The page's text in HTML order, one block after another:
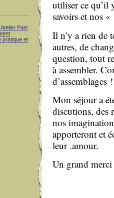
utiliser ce qu’il
savoirs et nos
Il n’y a rien de
autres, de
question, tout
à assembler.
d’assemblages
Mon séjour a
discutions, des
nos
apporteront et
leur .amour.
Un grand
Pain
pratique et